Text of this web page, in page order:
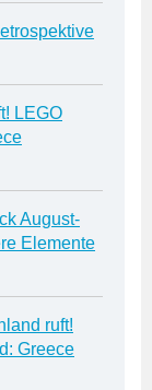
LEGO
August-
Elemente
ruft!
Greece